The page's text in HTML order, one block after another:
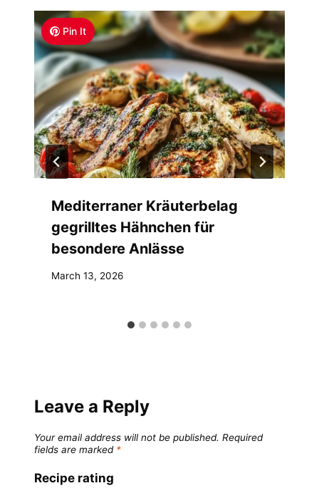
Pin It
Mediterraner Kräuterbelag
gegrilltes Hähnchen für
besondere Anlässe
March 13, 2026
Leave a Reply
Your email address will not be published. Required
fields are marked *
Recipe rating